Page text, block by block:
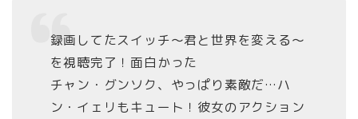
録画してたスイッチ〜君と世界を変える〜
を視聴完了！面白かった
チャン・グンソク、やっぱり素敵だ…ハ
ン・イェリもキュート！彼女のアクション